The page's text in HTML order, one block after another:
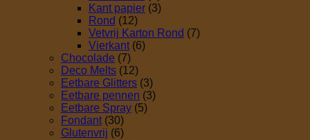
Kant papier (3)
Rond (12)
Vetvrij Karton Rond (7)
Vierkant (6)
Chocolade (7)
Deco Melts (12)
Eetbare Glitters (3)
Eetbare pennen (3)
Eetbare Spray (5)
Fondant (30)
Glutenvrij (6)